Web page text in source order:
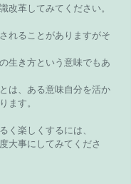
改革してみてください。
れることがありますがそ
生き方という意味でもあ
は、ある意味自分を活か
ます。
く楽しくするには、
大事にしてみてくださ